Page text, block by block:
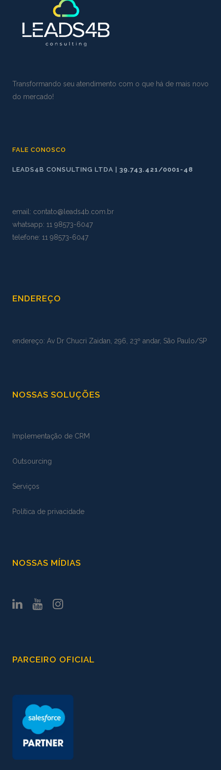
Transformando seu atendimento com o que há de mais novo
do mercado!
FALE CONOSCO
LEADS4B CONSULTING LTDA | 39.743.421/0001-48
email: contato@leads4b.com.br
whatsapp: 11 98573-6047
telefone: 11 98573-6047
ENDEREÇO
endereço: Av Dr Chucri Zaidan, 296, 23º andar, São Paulo/SP
NOSSAS SOLUÇÕES
Implementação de CRM
Outsourcing
Serviços
Política de privacidade
NOSSAS MÍDIAS
PARCEIRO OFICIAL